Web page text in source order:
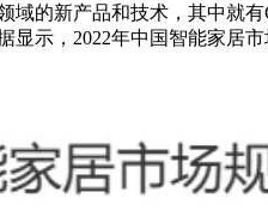
新产品和技术，其中就有
示，2022年中国智能家居市